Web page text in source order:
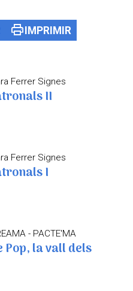
printIMPRIMIR
Ferrer Signes
II
Ferrer Signes
I
- PACTE'MA
Pop, la vall dels